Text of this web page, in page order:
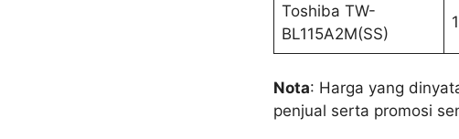
Toshiba TW-
BL115A2M(SS)
Nota: Harga yang
penjual serta promosi